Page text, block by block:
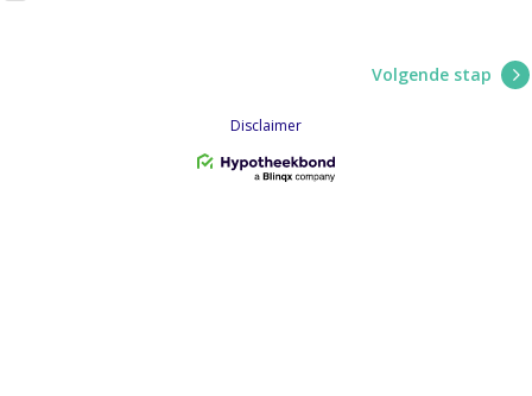
Volgende stap
Disclaimer